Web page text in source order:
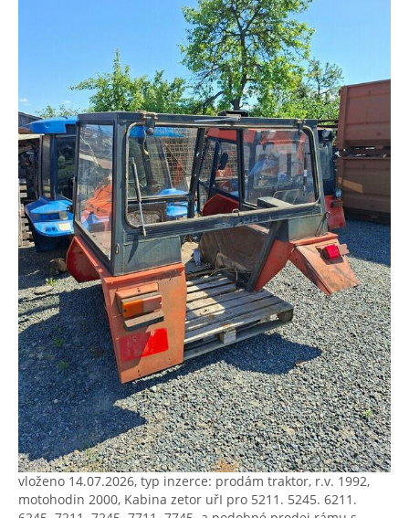
vloženo 14.07.2026, typ inzerce: prodám traktor, r.v. 1992,
motohodin 2000, Kabina zetor uřI pro 5211. 5245. 6211.